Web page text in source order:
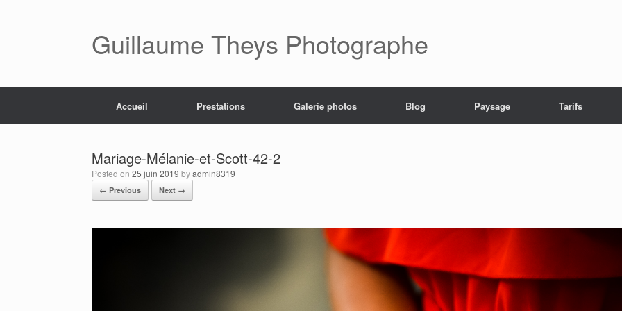
Guillaume Theys Photographe
Accueil Prestations Galerie photos Blog Paysage Tarifs
Mariage-Mélanie-et-Scott-42-2
Posted on 25 juin 2019 byadmin8319
← Previous Next →